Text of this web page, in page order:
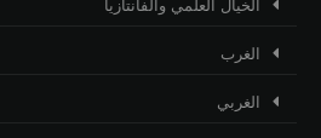
الخيال العلمي والفانتازيا
الغرب
الغربي